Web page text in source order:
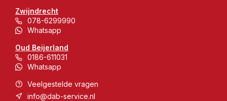
Zwijndrecht
078-6299990
Whatsapp
Oud Beijerland
0186-611031
Whatsapp
Veelgestelde vragen
info@dab-service.nl